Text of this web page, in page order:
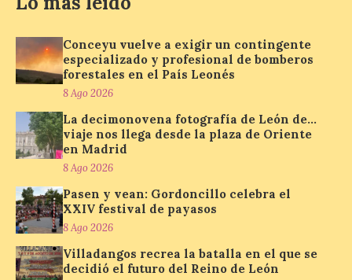
de…viaje. Una iniciativa
organizado por la sección
juvenil de la Asociación
Enróllate, la Asociación
Conceyu País Llionés y el Diario de
Turismo, Ocio e Información para
jóvenes “Enredando.info”. Pilar Aller Aller
nos envía la décimo […]
Los minerales y sus usos
más comunes centran la
nueva exposición del
Museo de la Siderurgia y
la Minería de Sabero
Conceyu vuelve a exigir un contingente
especializado y profesional de bomberos
forestales en el País Leonés
8 Ago 2026
La decimonovena fotografía de León de…
viaje nos llega desde la plaza de Oriente
en Madrid
8 Ago 2026
Pasen y vean: Gordoncillo celebra el
XXIV festival de payasos
8 Ago 2026
Villadangos recrea la batalla en el que se
decidió el futuro del Reino de León